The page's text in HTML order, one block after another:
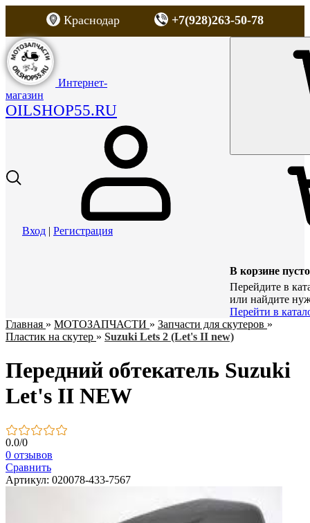
Краснодар +7(928)263-50-78
Интернет-
магазин
OILSHOP55.RU
Вход | Регистрация
В корзине пусто
Перейдите в
или найдите
Перейти в
Главная » МОТОЗАПЧАСТИ » Запчасти для скутеров »
Пластик на скутер » Suzuki Lets 2 (Let's II new)
Передний обтекатель Suzuki
Let's II NEW
0.0/0
0 отзывов
Сравнить
Артикул: 020078-433-7567